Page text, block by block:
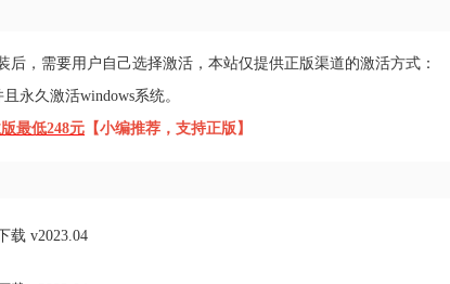
后，需要用户自己选择激活，本站仅提供正版渠道的激活方式：
永久激活windows系统。
最低248元 【小编推荐，支持正版】